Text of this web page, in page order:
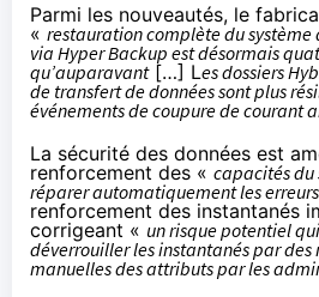
Parmi les nouveautés, le
« restauration complète du système
via Hyper Backup est désormais
qu’auparavant[…] Les dossiers
de transfert de données sont plus
événements de coupure de courant
La sécurité des données est
renforcement des « capacités du
réparer automatiquement les
renforcement des instantanés
corrigeant « un risque potentiel
déverrouiller les instantanés par
manuelles des attributs par les